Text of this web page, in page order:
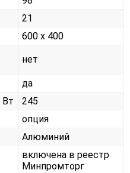
21
600 x 400
нет
да
Вт
245
опция
Алюминий
включена в реестр
Минпромторг